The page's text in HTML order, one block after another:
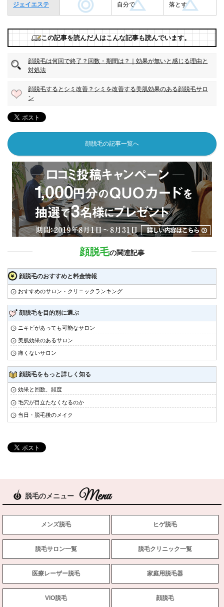
ジェイエステ 自分で 落とす
この記事を読んだ人はこんな記事も読んでいます。
顔脱毛は何回で終了？回数・期間は？｜効果が無いと感じる理由と
対処法
顔脱毛するとシミ改善？シミを改善する美肌効果のある顔脱毛サロ
ン
顔脱毛の記事一覧へ
顔脱毛の関連記事
顔脱毛のおすすめと料金情報
おすすめのサロン・クリニックランキング
顔脱毛を目的別に選ぶ
ニキビがあっても可能なサロン
美肌効果のあるサロン
痛くないサロン
顔脱毛をもっと詳しく知る
効果と回数、頻度
毛穴が目立たなくなるのか
当日・脱毛後のメイク
脱毛のメニュー
メンズ脱毛 ヒゲ脱毛
脱毛サロン一覧 脱毛クリニック一覧
医療レーザー脱毛 家庭用脱毛器
VIO脱毛 顔脱毛